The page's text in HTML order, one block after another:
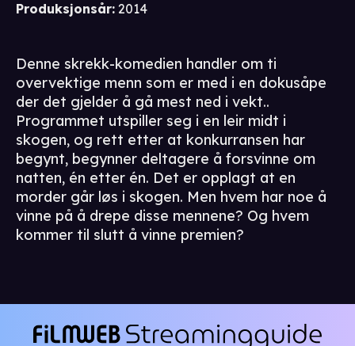
Produksjonsår: 2014
Denne skrekk-komedien handler om ti
overvektige menn som er med i en dokusåpe
der det gjelder å gå mest ned i vekt..
Programmet utspiller seg i en leir midt i
skogen, og rett etter at konkurransen har
begynt, begynner deltagere å forsvinne om
natten, én etter én. Det er opplagt at en
morder går løs i skogen. Men hvem har noe å
vinne på å drepe disse mennene? Og hvem
kommer til slutt å vinne premien?